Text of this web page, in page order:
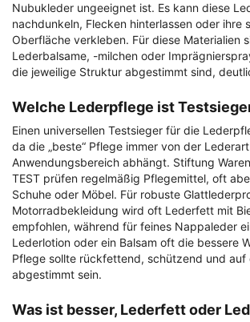
Nubukleder ungeeignet ist. Es kann diese
nachdunkeln, Flecken hinterlassen oder ihre
Oberfläche verkleben. Für diese Materialien
Lederbalsame, -milchen oder
die jeweilige Struktur abgestimmt sind,
Welche Lederpflege ist
Einen universellen Testsieger für die
da die „beste“ Pflege immer von der
Anwendungsbereich abhängt. Stiftung
TEST prüfen regelmäßig Pflegemittel, oft
Schuhe oder Möbel. Für robuste
Motorradbekleidung wird oft Lederfett mit
empfohlen, während für feines Nappaleder
Lederlotion oder ein Balsam oft die bessere
Pflege sollte rückfettend, schützend und auf
abgestimmt sein.
Was ist besser, Lederfett oder